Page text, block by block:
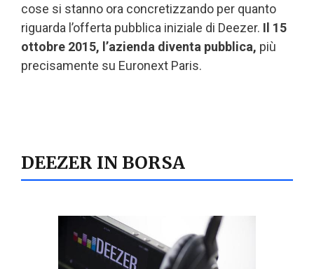
cose si stanno ora concretizzando per quanto
riguarda l’offerta pubblica iniziale di Deezer. Il 15
ottobre 2015, l’azienda diventa pubblica, più
precisamente su Euronext Paris.
DEEZER IN BORSA